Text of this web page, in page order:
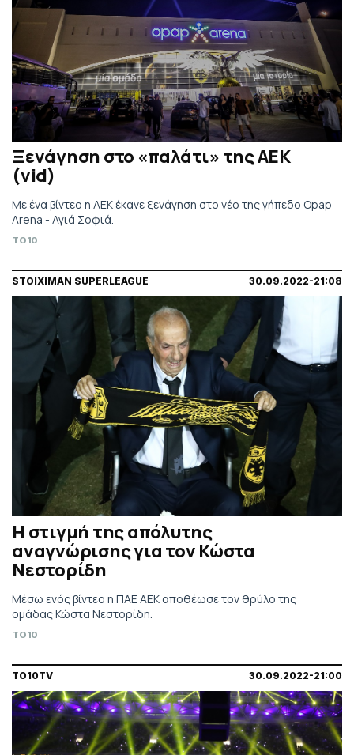
Ξενάγηση στο «παλάτι» της ΑΕΚ
(vid)
Με ένα βίντεο η ΑΕΚ έκανε ξενάγηση στο νέο της γήπεδο Opap
Arena - Αγιά Σοφιά.
TO10
STOIXIMAN SUPERLEAGUE 30.09.2022-21:08
Η στιγμή της απόλυτης
αναγνώρισης για τον Κώστα
Νεστορίδη
Μέσω ενός βίντεο η ΠΑΕ ΑΕΚ αποθέωσε τον θρύλο της
ομάδας Κώστα Νεστορίδη.
TO10
TO10TV 30.09.2022-21:00